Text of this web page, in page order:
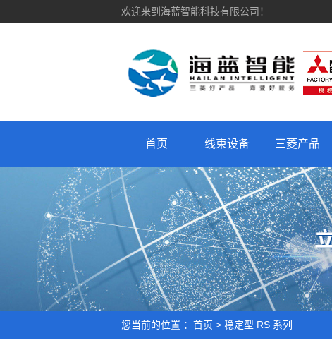
欢迎来到海蓝智能科技有限公司！
首页 线束设备 三菱产品
您当前的位置 ： 首页 > 稳定型 RS 系列